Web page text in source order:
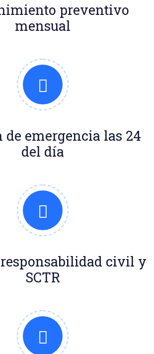
preventivo
mensual
emergencia las 24
del día
civil y
SCTR